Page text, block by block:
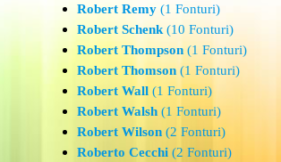
Robert Remy (1 Fonturi)
Robert Schenk (10 Fonturi)
Robert Thompson (1 Fonturi)
Robert Thomson (1 Fonturi)
Robert Wall (1 Fonturi)
Robert Walsh (1 Fonturi)
Robert Wilson (2 Fonturi)
Roberto Cecchi (2 Fonturi)